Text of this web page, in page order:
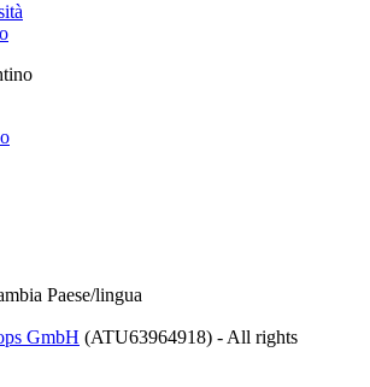
Paese/lingua
GmbH (ATU63964918) - All rights